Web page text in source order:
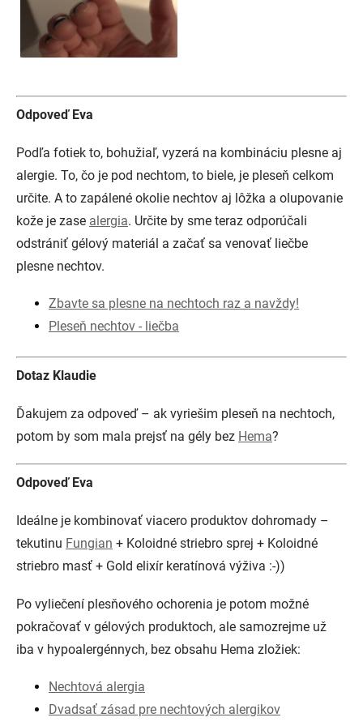
Odpoveď Eva
Podľa fotiek to, bohužiaľ, vyzerá na kombináciu plesne aj
alergie. To, čo je pod nechtom, to biele, je pleseň celkom
určite. A to zapálené okolie nechtov aj lôžka a olupovanie
kože je zase alergia. Určite by sme teraz odporúčali
odstrániť gélový materiál a začať sa venovať liečbe
plesne nechtov.
Zbavte sa plesne na nechtoch raz a navždy!
Pleseň nechtov - liečba
Dotaz Klaudie
Ďakujem za odpoveď – ak vyriešim pleseň na nechtoch,
potom by som mala prejsť na gély bez Hema?
Odpoveď Eva
Ideálne je kombinovať viacero produktov dohromady –
tekutinu Fungian + Koloidné striebro sprej + Koloidné
striebro masť + Gold elixír keratínová výživa :-))
Po vyliečení plesňového ochorenia je potom možné
pokračovať v gélových produktoch, ale samozrejme už
iba v hypoalergénnych, bez obsahu Hema zložiek:
Nechtová alergia
Dvadsať zásad pre nechtových alergikov